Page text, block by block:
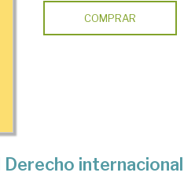
COMPRAR
internacional